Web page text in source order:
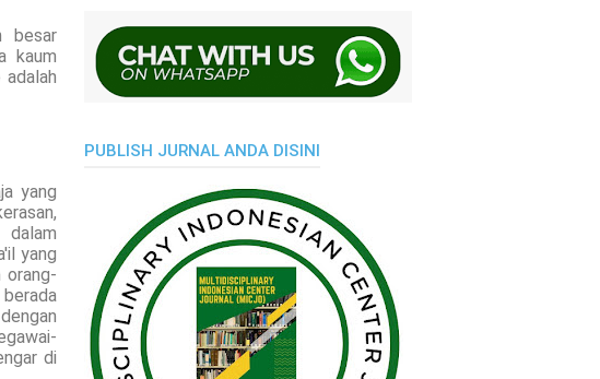
besar
kaum
yang
dalam
yang
orang-
di
PUBLISH JURNAL ANDA DISINI